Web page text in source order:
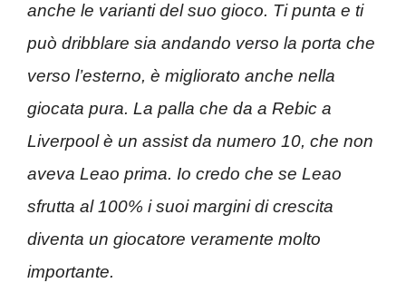
anche le varianti del suo gioco. Ti punta e ti
può dribblare sia andando verso la porta che
verso l’esterno, è migliorato anche nella
giocata pura. La palla che da a Rebic a
Liverpool è un assist da numero 10, che non
aveva Leao prima. Io credo che se Leao
sfrutta al 100% i suoi margini di crescita
diventa un giocatore veramente molto
importante.